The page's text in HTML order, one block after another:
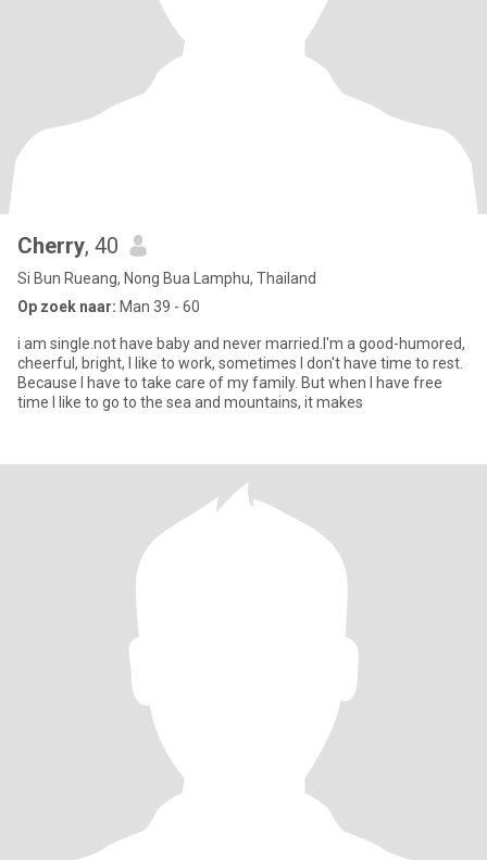
Cherry, 40
Si Bun Rueang, Nong Bua Lamphu, Thailand
Op zoek naar: Man 39 - 60
i am single.not have baby and never married.I'm a good-humored,
cheerful, bright, I like to work, sometimes I don't have time to rest.
Because I have to take care of my family. But when I have free
time I like to go to the sea and mountains, it makes